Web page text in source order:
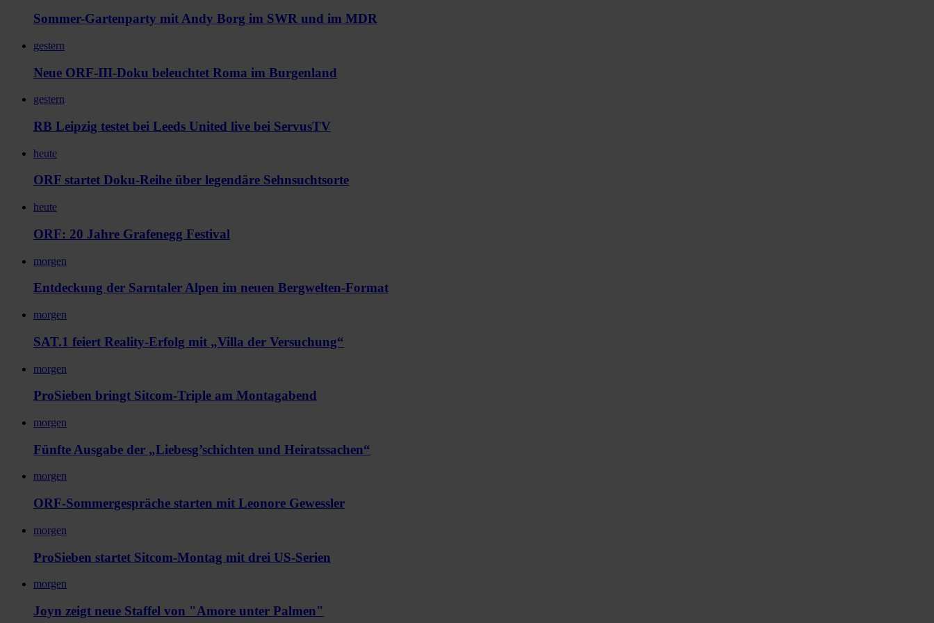
Sommer-Gartenparty mit Andy Borg im SWR und im MDR
gestern
Neue ORF-III-Doku beleuchtet Roma im Burgenland
gestern
RB Leipzig testet bei Leeds United live bei ServusTV
heute
ORF startet Doku-Reihe über legendäre Sehnsuchtsorte
heute
ORF: 20 Jahre Grafenegg Festival
morgen
Entdeckung der Sarntaler Alpen im neuen Bergwelten-Format
morgen
SAT.1 feiert Reality-Erfolg mit „Villa der Versuchung“
morgen
ProSieben bringt Sitcom-Triple am Montagabend
morgen
Fünfte Ausgabe der „Liebesg’schichten und Heiratssachen“
morgen
ORF-Sommergespräche starten mit Leonore Gewessler
morgen
ProSieben startet Sitcom-Montag mit drei US-Serien
morgen
Joyn zeigt neue Staffel von "Amore unter Palmen"